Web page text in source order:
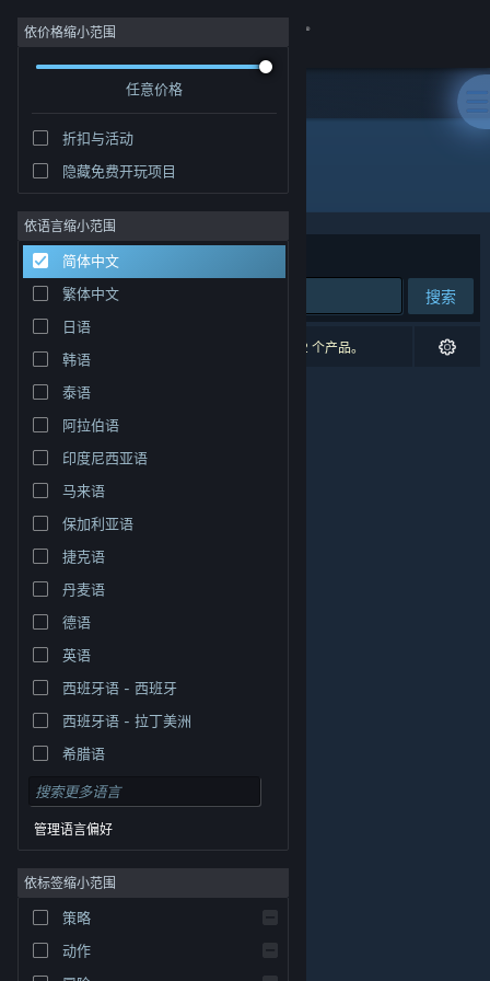
登录
社区
关于
客服
更改语言
获取 Steam 手机应用
查看桌面版网站
© Valve Corporation。保留所有权利。所有商标均为其在
律信息| 无障碍
依价格缩小范围
任意价格
折扣与活动
隐藏免费开玩项目
依语言缩小范围
简体中文
繁体中文
日语
韩语
泰语
阿拉伯语
印度尼西亚语
马来语
保加利亚语
捷克语
丹麦语
德语
英语
西班牙语 - 西班牙
西班牙语 - 拉丁美洲
希腊语
管理语言偏好
依标签缩小范围
策略
动作
发行商: Kayisoft
排序依据 相关性
搜索
0 个匹配的搜索结果。 根据您的偏好，已排除了 2 个产品。